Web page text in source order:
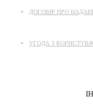
ДОГОВІР ПРО
УГОДА З